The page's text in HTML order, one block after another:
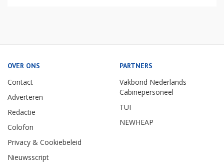
OVER ONS
Contact
Adverteren
Redactie
Colofon
Privacy & Cookiebeleid
Nieuwsscript
PARTNERS
Vakbond Nederlands
Cabinepersoneel
TUI
NEWHEAP